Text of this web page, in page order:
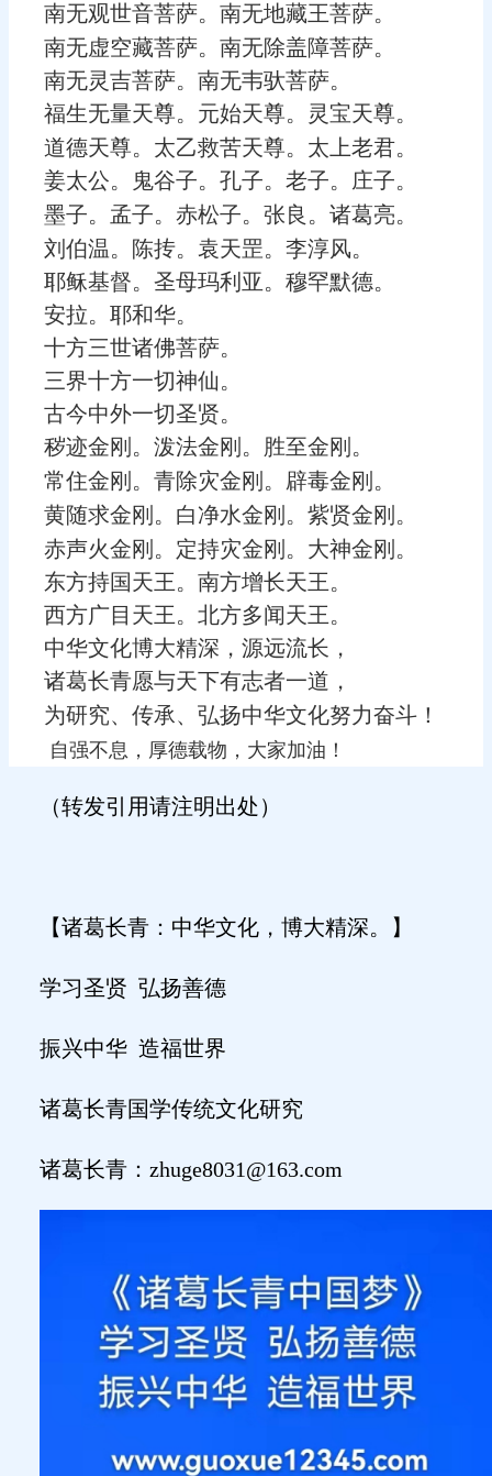
南无观世音菩萨。南无地藏王菩萨。
南无虚空藏菩萨。南无除盖障菩萨。
南无灵吉菩萨。南无韦驮菩萨。
福生无量天尊。元始天尊。灵宝天尊。
道德天尊。太乙救苦天尊。太上老君。
姜太公。鬼谷子。孔子。老子。庄子。
墨子。孟子。赤松子。张良。诸葛亮。
刘伯温。陈抟。袁天罡。李淳风。
耶稣基督。圣母玛利亚。穆罕默德。
安拉。耶和华。
十方三世诸佛菩萨。
三界十方一切神仙。
古今中外一切圣贤。
秽迹金刚。泼法金刚。胜至金刚。
常住金刚。青除灾金刚。辟毒金刚。
黄随求金刚。白净水金刚。紫贤金刚。
赤声火金刚。定持灾金刚。大神金刚。
东方持国天王。南方增长天王。
西方广目天王。北方多闻天王。
中华文化博大精深，源远流长，
诸葛长青愿与天下有志者一道，
为研究、传承、弘扬中华文化努力奋斗！
自强不息，厚德载物，大家加油！
（转发引用请注明出处）
【诸葛长青：中华文化，博大精深。】
学习圣贤 弘扬善德
振兴中华 造福世界
诸葛长青国学传统文化研究
诸葛长青： zhuge8031@163.com